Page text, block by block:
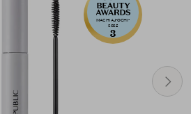
MACHIAJ-OCHI-
2025
3